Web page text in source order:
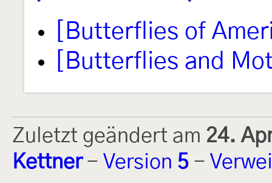
[Butterflies of
[Butterflies and
Zuletzt geändert am 24.
Kettner- Version 5 -